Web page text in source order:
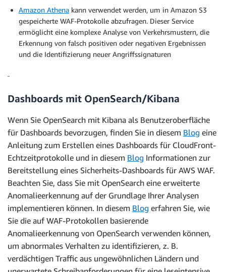
Amazon Athena kann verwendet werden, um in Amazon S3
gespeicherte WAF-Protokolle abzufragen. Dieser Service
ermöglicht eine komplexe Analyse von Verkehrsmustern, die
Erkennung von falsch positiven oder negativen Ergebnissen
und die Identifizierung neuer Angriffssignaturen
Dashboards mit OpenSearch/Kibana
Wenn Sie OpenSearch mit Kibana als Benutzeroberfläche
für Dashboards bevorzugen, finden Sie in diesem Blog eine
Anleitung zum Erstellen eines Dashboards für CloudFront-
Echtzeitprotokolle und in diesem Blog Informationen zur
Bereitstellung eines Sicherheits-Dashboards für AWS WAF.
Beachten Sie, dass Sie mit OpenSearch eine erweiterte
Anomalieerkennung auf der Grundlage Ihrer Analysen
implementieren können. In diesem Blog erfahren Sie, wie
Sie die auf WAF-Protokollen basierende
Anomalieerkennung von OpenSearch verwenden können,
um abnormales Verhalten zu identifizieren, z. B.
verdächtigen Traffic aus ungewöhnlichen Ländern und